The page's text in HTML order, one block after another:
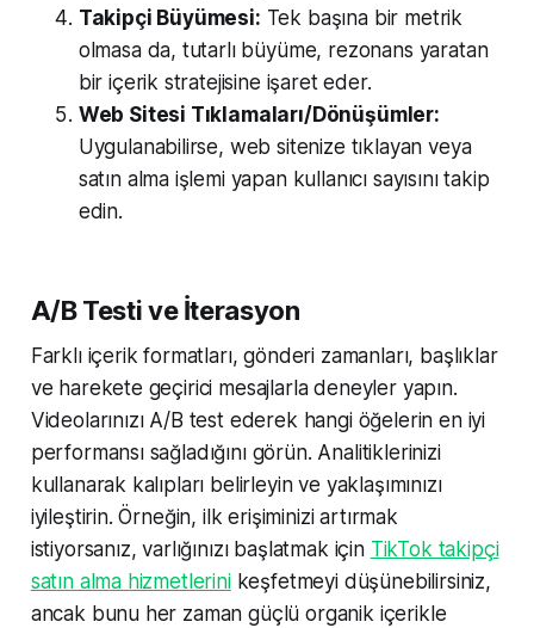
Takipçi Büyümesi: Tek başına bir metrik
olmasa da, tutarlı büyüme, rezonans yaratan
bir içerik stratejisine işaret eder.
Web Sitesi Tıklamaları/Dönüşümler:
Uygulanabilirse, web sitenize tıklayan veya
satın alma işlemi yapan kullanıcı sayısını takip
edin.
A/B Testi ve İterasyon
Farklı içerik formatları, gönderi zamanları, başlıklar
ve harekete geçirici mesajlarla deneyler yapın.
Videolarınızı A/B test ederek hangi öğelerin en iyi
performansı sağladığını görün. Analitiklerinizi
kullanarak kalıpları belirleyin ve yaklaşımınızı
iyileştirin. Örneğin, ilk erişiminizi artırmak
istiyorsanız, varlığınızı başlatmak için TikTok takipçi
satın alma hizmetlerinikeşfetmeyi düşünebilirsiniz,
ancak bunu her zaman güçlü organik içerikle